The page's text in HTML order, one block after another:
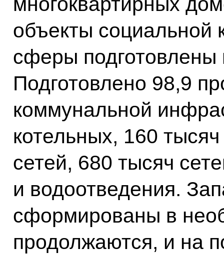
объекты социальной
сферы подготовлены
Подготовлено 98,9
коммунальной
котельных, 160
сетей, 680 тысяч
и водоотведения.
сформированы в
продолжаются, и на